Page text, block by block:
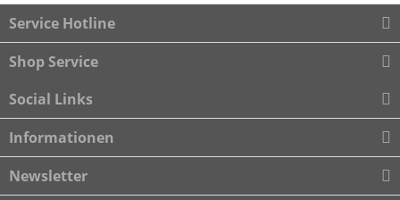
Service Hotline
Shop Service
Social Links
Informationen
Newsletter